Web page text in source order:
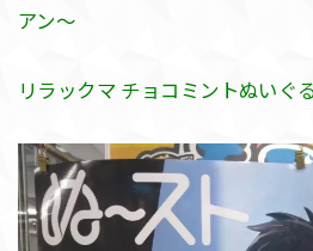
アン～
リラックマ チョコミントぬいぐ